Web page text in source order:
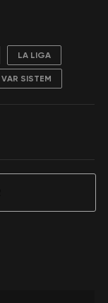
LA LIGA
VAR SISTEM